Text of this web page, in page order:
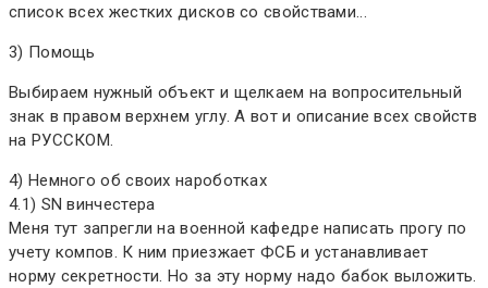
список всех жестких дисков со свойствами...
3) Помощь
Выбираем нужный объект и щелкаем на вопросительный
знак в правом верхнем углу. А вот и описание всех свойств
на РУССКОМ.
4) Немного об своих нароботках
4.1) SN винчестера
Меня тут запрегли на военной кафедре написать прогу по
учету компов. К ним приезжает ФСБ и устанавливает
норму секретности. Но за эту норму надо бабок выложить.